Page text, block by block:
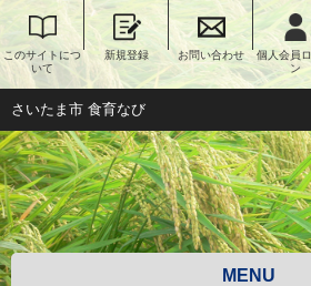
このサイトにつ
いて
新規登録 お問い合わせ
個人会員
ン
さいたま市 食育なび
MENU